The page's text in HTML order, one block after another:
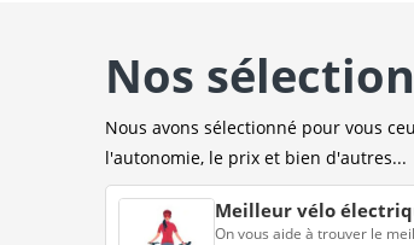
Nos
Nous avons sélectionné pour vous
l'autonomie, le prix et bien d'autres...
Meilleur vélo
On vous aide à trouver le